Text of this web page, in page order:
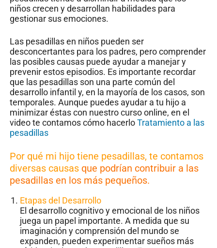
niños crecen y desarrollan habilidades para
gestionar sus emociones.
Las pesadillas en niños pueden ser
desconcertantes para los padres, pero comprender
las posibles causas puede ayudar a manejar y
prevenir estos episodios. Es importante recordar
que las pesadillas son una parte común del
desarrollo infantil y, en la mayoría de los casos, son
temporales. Aunque puedes ayudar a tu hijo a
minimizar éstas con nuestro curso online, en el
video te contamos cómo hacerloTratamiento a las
pesadillas
Por qué mi hijo tiene pesadillas, te contamos
diversas causas que podrían contribuir a las
pesadillas en los más pequeños.
Etapas del Desarrollo
El desarrollo cognitivo y emocional de los niños
juega un papel importante. A medida que su
imaginación y comprensión del mundo se
expanden, pueden experimentar sueños más